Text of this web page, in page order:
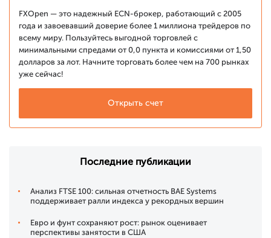
FXOpen — это надежный ECN-брокер, работающий с 2005
года и завоевавший доверие более 1 миллиона трейдеров по
всему миру. Пользуйтесь выгодной торговлей с
минимальными спредами от 0,0 пункта и комиссиями от 1,50
долларов за лот. Начните торговать более чем на 700 рынках
уже сейчас!
Открыть счет
Последние публикации
Анализ FTSE 100: сильная отчетность BAE Systems
поддерживает ралли индекса у рекордных вершин
Евро и фунт сохраняют рост: рынок оценивает
перспективы занятости в США